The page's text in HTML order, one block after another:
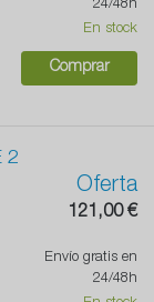
24/48h
En stock
Comprar
2
Oferta
121,00 €
Envío gratis en
24/48h